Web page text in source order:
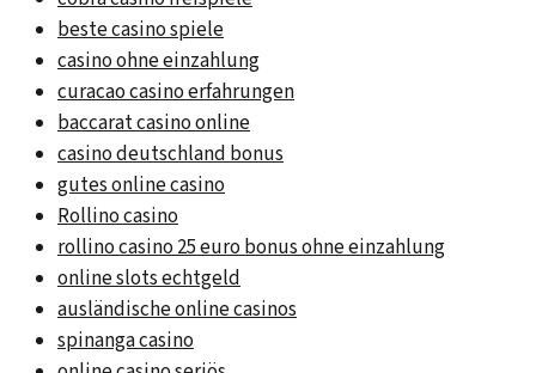
beste casino spiele
casino ohne einzahlung
curacao casino erfahrungen
baccarat casino online
casino deutschland bonus
gutes online casino
Rollino casino
rollino casino 25 euro bonus ohne einzahlung
online slots echtgeld
ausländische online casinos
spinanga casino